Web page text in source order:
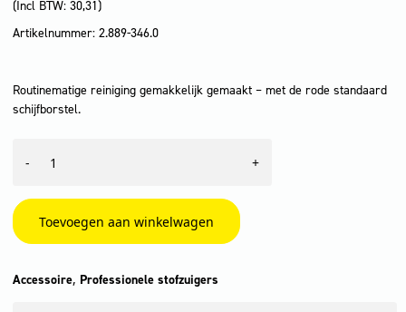
(Incl BTW: 30,31)
Artikelnummer: 2.889-346.0
Routinematige reiniging gemakkelijk gemaakt – met de rode standaard
schijfborstel.
-
35,
lengte
1
2.0,
+
Toevoegen aan winkelwagen
Accessoire, Professionele stofzuigers